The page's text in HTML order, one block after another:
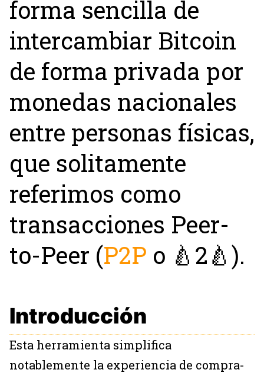
forma sencilla de
intercambiar Bitcoin
de forma privada por
monedas nacionales
entre personas físicas,
que solitamente
referimos como
transacciones Peer-
to-Peer (P2P o 🍐2🍐).
Introducción
Esta herramienta simplifica
notablemente la experiencia de compra-